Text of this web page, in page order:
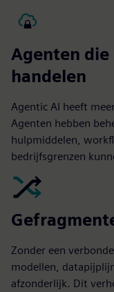
Agenten
handelen
Agentic AI heeft
Agenten hebben
hulpmiddelen,
bedrijfsgrenzen
Zonder een
modellen,
afzonderlijk. Dit